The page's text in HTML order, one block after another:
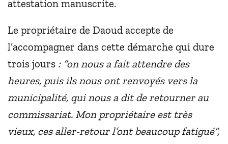
attestation manuscrite.
Le propriétaire de Daoud accepte de
l’accompagner dans cette démarche qui dure
trois jours : “on nous a fait attendre des
heures, puis ils nous ont renvoyés vers la
municipalité, qui nous a dit de retourner au
commissariat. Mon propriétaire est très
vieux, ces aller-retour l’ont beaucoup fatigué”,